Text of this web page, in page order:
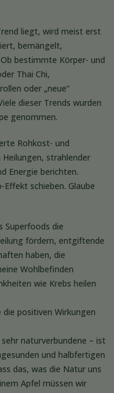
liegt, wird meist erst
bemängelt,
bestimmte Körper- und
Thai Chi,
oder „neue“
dieser Trends wurden
genommen.
Rohkost- und
strahlender
Energie berichten.
schieben. Glaube
Superfoods die
fördern, entgiftende
haben, die
Wohlbefinden
wie Krebs heilen
positiven Wirkungen
naturverbundene – ist
und halbfertigen
das, was die Natur uns
Apfel müssen wir